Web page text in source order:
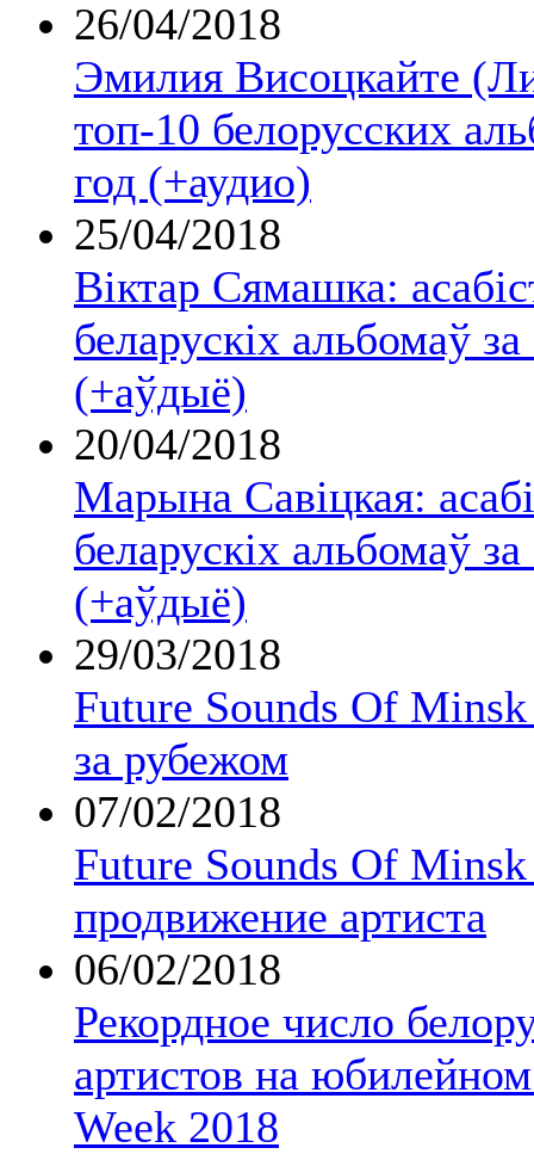
26/04/2018
Эмилия Висоцкайте
топ-10 белорусских
год (+аудио)
25/04/2018
Віктар Сямашка:
беларускіх альбомаў
(+аўдыё)
20/04/2018
Марына Савіцкая:
беларускіх альбомаў
(+аўдыё)
29/03/2018
Future Sounds Of
за рубежом
07/02/2018
Future Sounds Of
продвижение артиста
06/02/2018
Рекордное число
артистов на
Week 2018